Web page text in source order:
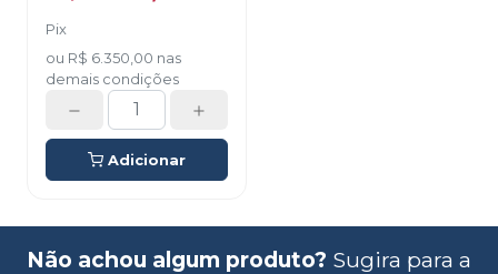
Pix
ou R$ 6.350,00 nas
demais condições
Adicionar
Não achou algum produto? Sugira para a